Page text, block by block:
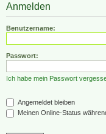
Anmelden
Benutzername:
Passwort:
Ich habe mein Passwort
Angemeldet bleiben
Meinen Online-Status